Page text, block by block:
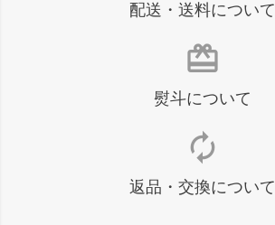
配送・送料について
card_giftcard
熨斗について
autorenew
返品・交換について